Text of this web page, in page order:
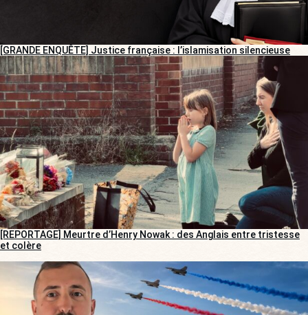
[GRANDE ENQUÊTE] Justice française : l’islamisation silencieuse
[REPORTAGE] Meurtre d’Henry Nowak : des Anglais entre tristesse
et colère